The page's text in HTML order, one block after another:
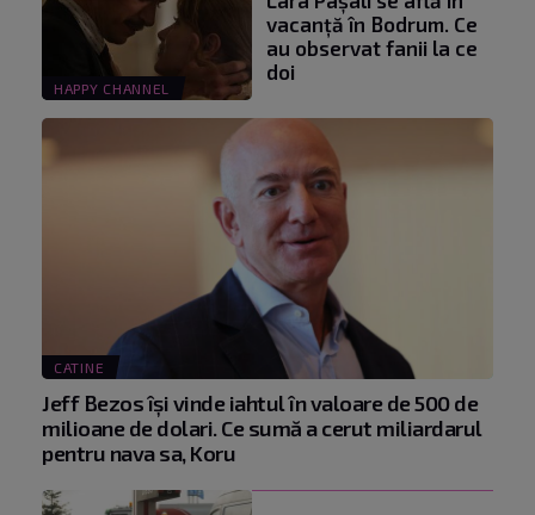
HAPPY CHANNEL
vacanță în Bodrum. Ce
au observat fanii la ce
doi
CATINE
Jeff Bezos își vinde iahtul în valoare de 500 de
milioane de dolari. Ce sumă a cerut miliardarul
pentru nava sa, Koru